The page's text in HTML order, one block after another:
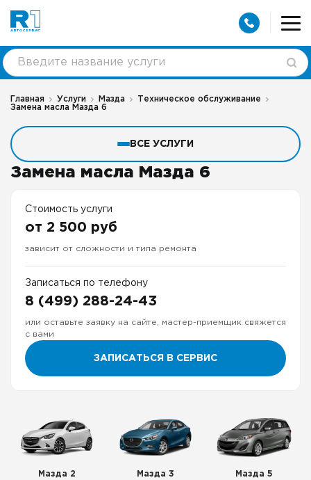
Главная Услуги Мазда
Техническое обслуживание
Замена масла Мазда 6
ВСЕ УСЛУГИ
Замена масла Мазда 6
Стоимость услуги
от 2 500 руб
зависит от сложности и типа ремонта
Записаться по телефону
8 (499) 288-24-43
или оставьте заявку на сайте, мастер-приемщик свяжется
с вами
ЗАПИСАТЬСЯ В СЕРВИС
Мазда 2 Мазда 3 Мазда 5